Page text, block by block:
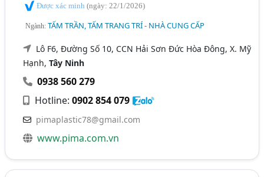
Được xác minh(ngày: 22/1/2026)
Ngành:TẤM TRẦN, TẤM TRANG TRÍ - NHÀ CUNG CẤP
Lô F6, Đường Số 10, CCN Hải Sơn Đức Hòa Đông, X. Mỹ
Hạnh,Tây Ninh
0938 560 279
Hotline:0902 854 079
pimaplastic78@gmail.com
www.pima.com.vn